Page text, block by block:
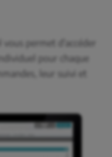
permet d'accéder
pour chaque
leur suivi et